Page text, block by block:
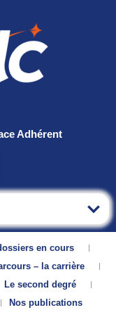
Adhérent
en cours
– la carrière
Le second degré
Nos publications